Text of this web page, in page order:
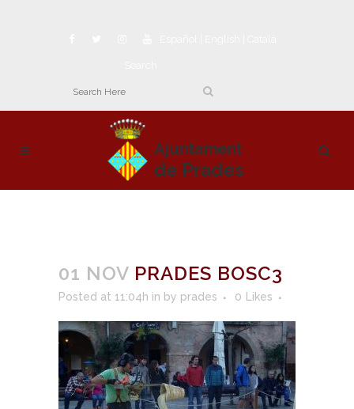
01 NOV PRADES BOSC3
Posted at 11:04h in by prades 0 Likes